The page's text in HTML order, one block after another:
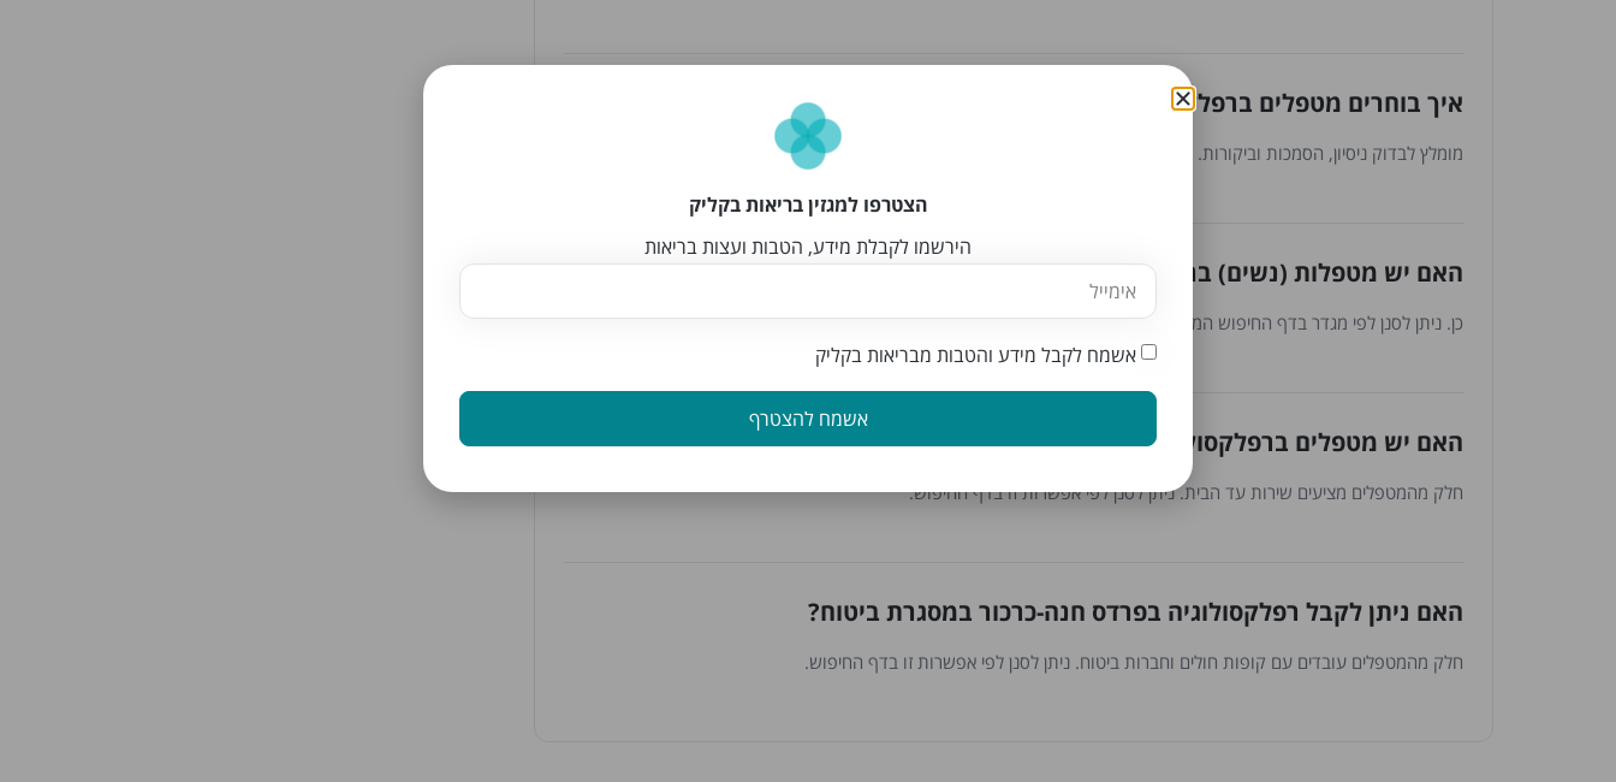
איך בוחרים מטפלים ברפלקסולוגיה בפרדס חנה-כרכור?
מומלץ לבדוק ניסיון, הסמכות וביקורות. כל המטפלים עברו אימות ואושרו על ידי צוות האתר.
האם יש מטפלות (נשים) ברפלקסולוגיה בפרדס חנה-כרכור?
כן. ניתן לסנן לפי מגדר בדף החיפוש המתקדם.
האם יש מטפלים ברפלקסולוגיה בפרדס חנה-כרכור שמגיעים עד הבית?
חלק מהמטפלים מציעים שירות עד הבית. ניתן לסנן לפי אפשרות זו בדף החיפוש.
האם ניתן לקבל רפלקסולוגיה בפרדס חנה-כרכור במסגרת ביטוח?
חלק מהמטפלים עובדים עם קופות חולים וחברות ביטוח. ניתן לסנן לפי אפשרות זו בדף החיפוש.
הצטרפו למגזין בריאות בקליק
הירשמו לקבלת מידע, הטבות ועצות בריאות
אשמח לקבל מידע והטבות מבריאות בקליק
אשמח להצטרף